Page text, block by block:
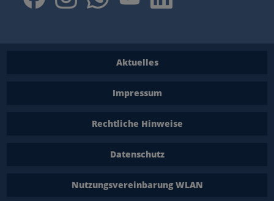
Aktuelles
Impressum
Rechtliche Hinweise
Datenschutz
Nutzungsvereinbarung WLAN